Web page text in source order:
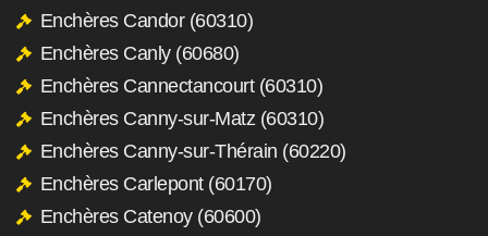
Enchères Candor (60310)
Enchères Canly (60680)
Enchères Cannectancourt (60310)
Enchères Canny-sur-Matz (60310)
Enchères Canny-sur-Thérain (60220)
Enchères Carlepont (60170)
Enchères Catenoy (60600)